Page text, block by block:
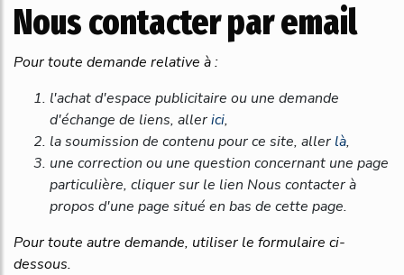
Nous contacter par email
Pour toute demande relative à :
l'achat d'espace publicitaire ou une demande
d'échange de liens, allerici,
la soumission de contenu pour ce site, aller là,
une correction ou une question concernant une page
particulière, cliquer sur le lien Nous contacter à
propos d'une page situé en bas de cette page.
Pour toute autre demande, utiliser le formulaire ci-
dessous.